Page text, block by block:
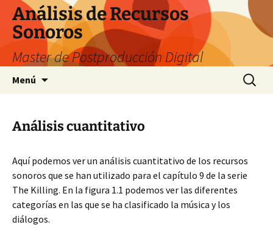
Saltar
contenido
Análisis de Recursos
Sonoros
Master de Postproducción Digital
Menú Buscar:
Análisis cuantitativo
Aquí podemos ver un análisis cuantitativo de los recursos
sonoros que se han utilizado para el capítulo 9 de la serie
The Killing. En la figura 1.1 podemos ver las diferentes
categorías en las que se ha clasificado la música y los
diálogos.